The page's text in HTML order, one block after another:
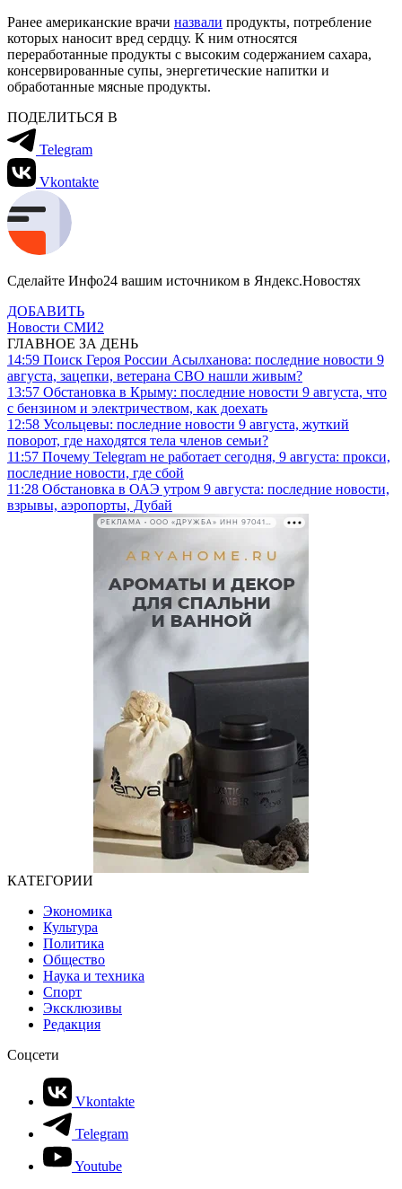
Ранее американские врачи назвали продукты, потребление
которых наносит вред сердцу. К ним относятся
переработанные продукты с высоким содержанием сахара,
консервированные супы, энергетические напитки и
обработанные мясные продукты.
ПОДЕЛИТЬСЯ В
Telegram
Vkontakte
Сделайте Инфо24 вашим источником в Яндекс.Новостях
ДОБАВИТЬ
Новости СМИ2
ГЛАВНОЕ ЗА ДЕНЬ
14:59 Поиск Героя России Асылханова: последние новости 9
августа, зацепки, ветерана СВО нашли живым?
13:57 Обстановка в Крыму: последние новости 9 августа, что
с бензином и электричеством, как доехать
12:58 Усольцевы: последние новости 9 августа, жуткий
поворот, где находятся тела членов семьи?
11:57 Почему Telegram не работает сегодня, 9 августа: прокси,
последние новости, где сбой
11:28 Обстановка в ОАЭ утром 9 августа: последние новости,
взрывы, аэропорты, Дубай
РЕКЛАМА • ООО «ДРУЖБА» ИНН 9704146411
КАТЕГОРИИ
Экономика
Культура
Политика
Общество
Наука и техника
Спорт
Эксклюзивы
Редакция
Соцсети
Vkontakte
Telegram
Youtube